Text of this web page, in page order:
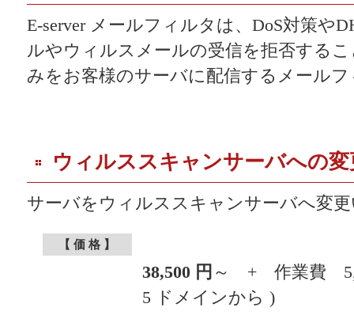
E-server メールフィルタは、DoS対策や
ルやウィルスメールの受信を拒否する
みをお客様のサーバに配信するメール
ウィルススキャンサーバへの変
サーバをウィルススキャンサーバへ変
【 価 格 】
38,500 円 ～ + 作業費
5 ドメインから )